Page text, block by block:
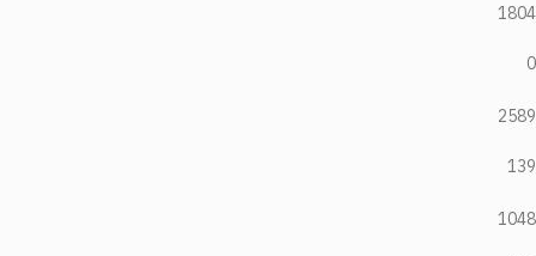
1804
0
2589
139
1048